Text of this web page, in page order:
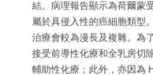
結。病理報告顯示為荷爾蒙
屬於具侵入性的癌細胞類型
治療會較為漫長及複雜。為
接受前導性化療和全乳房切
輔助性化療；此外，亦因為